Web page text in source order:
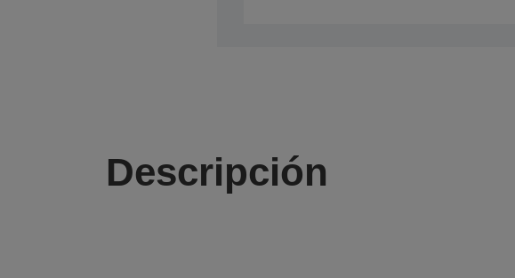
Descripción